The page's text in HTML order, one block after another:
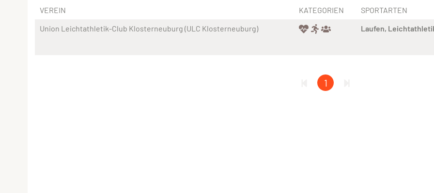
VEREIN KATEGORIEN
SPORTARTEN
Union Leichtathletik-Club Klosterneuburg (ULC Klosterneuburg)
Laufen
1